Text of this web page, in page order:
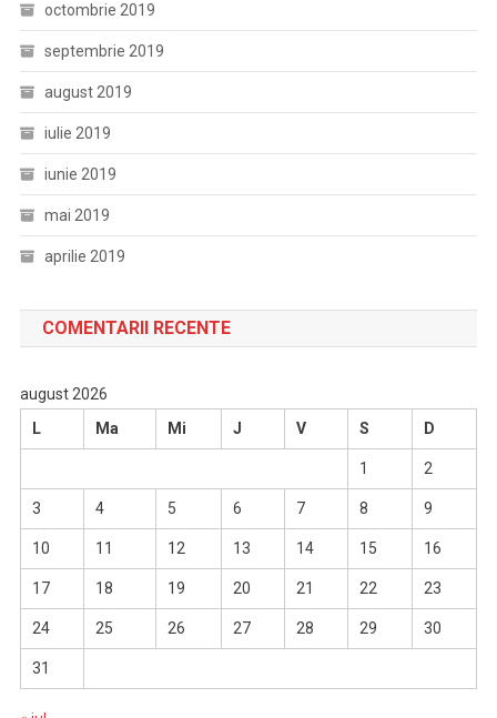
octombrie 2019
septembrie 2019
august 2019
iulie 2019
iunie 2019
mai 2019
aprilie 2019
COMENTARII RECENTE
august 2026
L
Ma Mi J V S D
1 2
3 4 5 6 7 8 9
10 11 12 13 14 15 16
17 18 19 20 21 22 23
24 25 26 27 28 29 30
31